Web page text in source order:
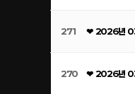
271 ❤ 2026년
270 ❤ 2026년